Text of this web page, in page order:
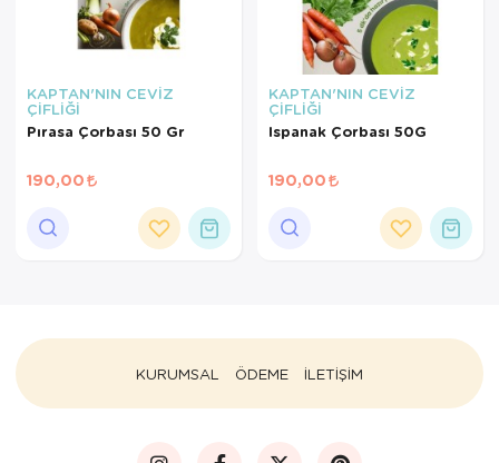
KAPTAN'NIN CEVİZ
ÇİFLİĞİ
Pırasa Çorbası 50 Gr
190,00
KAPTAN'NIN CEVİZ
ÇİFLİĞİ
Ispanak Çorbası 50G
190,00
KURUMSAL ÖDEME İLETİŞİM